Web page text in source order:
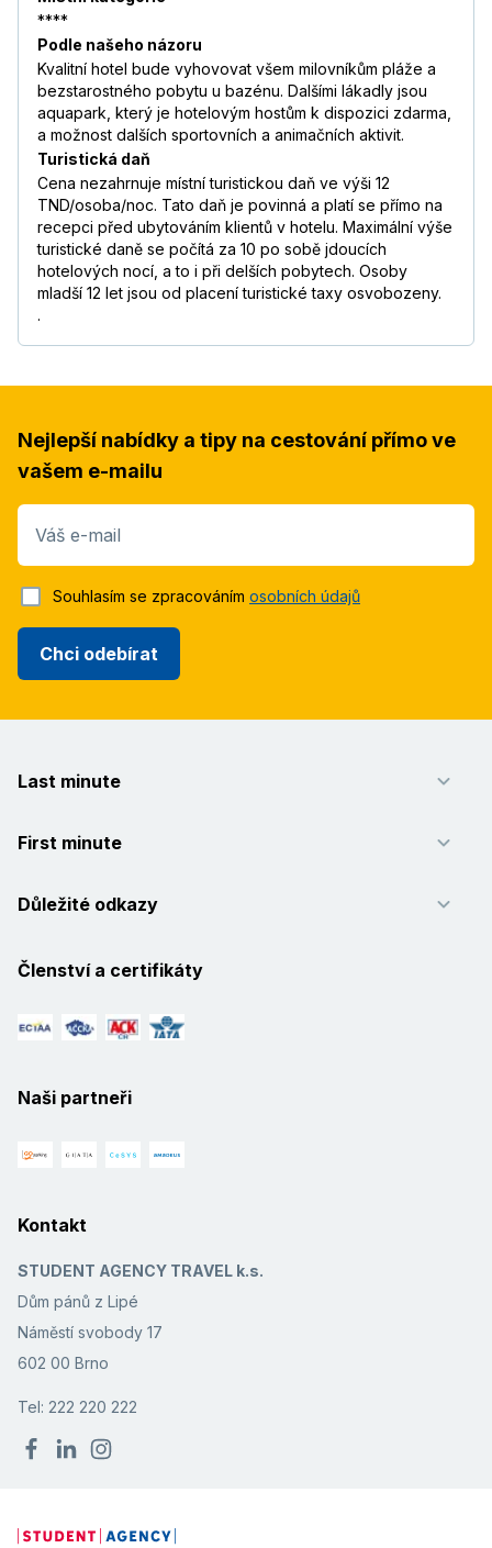
****
Podle našeho názoru
Kvalitní hotel bude vyhovovat všem milovníkům pláže a
bezstarostného pobytu u bazénu. Dalšími lákadly jsou
aquapark, který je hotelovým hostům k dispozici zdarma,
a možnost dalších sportovních a animačních aktivit.
Turistická daň
Cena nezahrnuje místní turistickou daň ve výši 12
TND/osoba/noc. Tato daň je povinná a platí se přímo na
recepci před ubytováním klientů v hotelu. Maximální výše
turistické daně se počítá za 10 po sobě jdoucích
hotelových nocí, a to i při delších pobytech. Osoby
mladší 12 let jsou od placení turistické taxy osvobozeny.
.
Nejlepší nabídky a tipy na cestování přímo ve
vašem e-mailu
Váš e-mail
Chci odebírat
Souhlasím se zpracováním osobních údajů
Last minute
First minute
Důležité odkazy
Členství a certifikáty
Naši partneři
Kontakt
STUDENT AGENCY TRAVEL k.s.
Dům pánů z Lipé
Náměstí svobody 17
602 00 Brno
Tel: 222 220 222